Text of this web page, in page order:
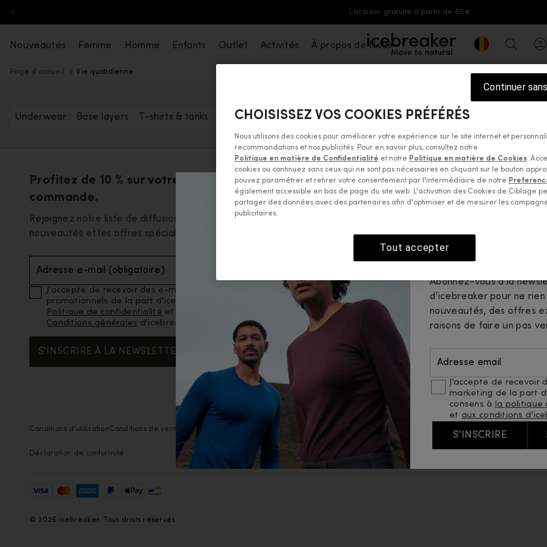
Livraison gratuite à partir de 85 €
Nouveautés Femme Homme Enfants Outlet Activités À propos de Nousicebreaker®, accéder à la page
Geolocation
Page d'accueil Vie quotidienne
Underwear Base layers T-shirts & tanks Long sleeve tops Sweaters & hoodies Jackets & vests
Profitez
sur
votre 1re commande.
Abonnez-vous à la
d’icebreaker pour ne
nouveautés, des offres
raisons de faire un pas
Adresse email
J’accepte de recevoir
marketing de la part
consens à
la politique
et aux conditions
S’INSCRIRE
Profitez de 10 % sur votre première
commande.
Rejoignez notre liste de diffusion pour découvrir les
nouveautés et les offres spéciales en avant-première.
Adresse e-mail (obligatoire)
J'accepte de recevoir des e-mails marketing et
promotionnels de la part d'icebreaker, ainsi que la
Politique de confidentialité et les
Conditions générales d'icebreaker.
S'INSCRIRE À LA NEWSLETTER
Aide
Nous contacter
État de commande
Retours
Programme de fidélité
À
Fibres
Guides
Conditions d'utilisationConditions de vente Confidentialité Choix de cookies
Déclaration de conformité
© 2026 icebreaker. Tous droits réservés.
CHOISISSEZ VOS COOKIES PRÉFÉRÉS
Nous utilisons des cookies pour améliorer votre expérience sur le site internet et
recommandations et nos publicités. Pour en savoir plus, consultez notre
Politique en matière de Confidentialité et notre Politique en matière de Cookies.
cookies ou continuez sans ceux qui ne sont pas nécessaires en cliquant sur le bouton
pouvez paramétrer et retirer votre consentement par l'intermédiaire de notre
également accessible en bas de page du site web. L'activation des Cookies de Ciblage
partager des données avec des partenaires afin d'optimiser et de mesurer les
publicitaires.
Tout accepter
Continuer